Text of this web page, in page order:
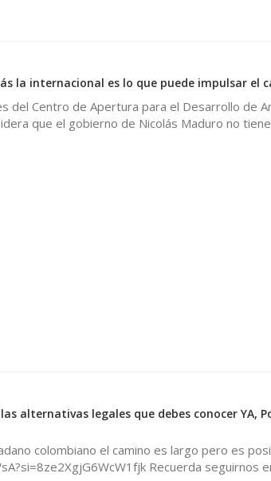
la internacional es lo que puede impulsar el
del Centro de Apertura para el Desarrollo de
que el gobierno de Nicolás Maduro no
alternativas legales que debes conocer YA,
colombiano el camino es largo pero es
Recuerda seguirnos